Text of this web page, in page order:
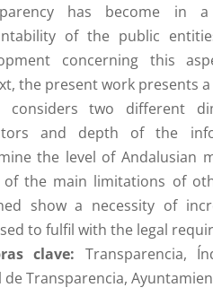
has become in
of the public
concerning this
the present work presents
considers two different
and depth of the
the level of Andalusian
of the main limitations of
show a necessity of
to fulfil with the legal
clave: Transparencia,
de Transparencia,